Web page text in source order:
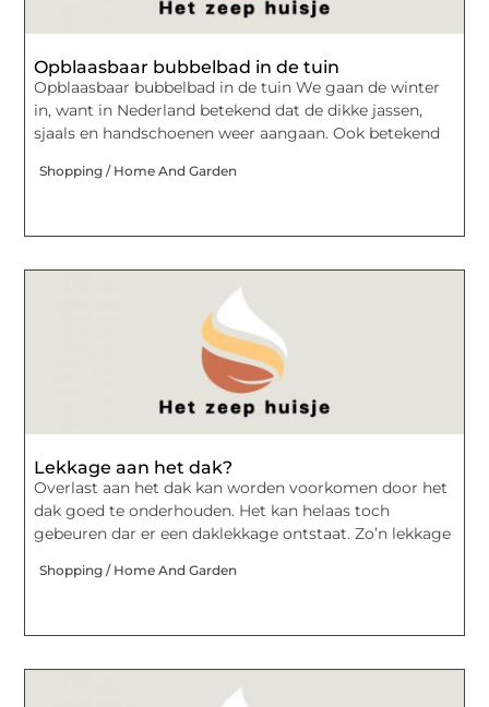
Opblaasbaar bubbelbad in de tuin
Opblaasbaar bubbelbad in de tuin We gaan de winter
in, want in Nederland betekend dat de dikke jassen,
sjaals en handschoenen weer aangaan. Ook betekend
Shopping / Home And Garden
Lekkage aan het dak?
Overlast aan het dak kan worden voorkomen door het
dak goed te onderhouden. Het kan helaas toch
gebeuren dar er een daklekkage ontstaat. Zo’n lekkage
Shopping / Home And Garden